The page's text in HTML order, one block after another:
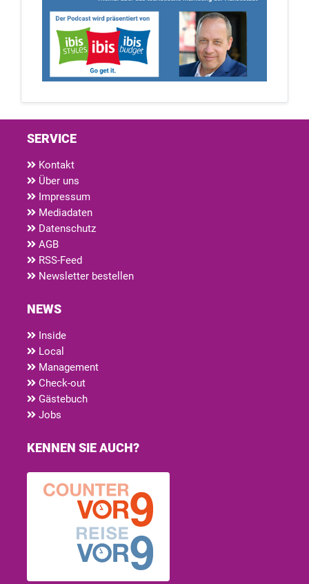
SERVICE
Kontakt
Über uns
Impressum
Mediadaten
Datenschutz
AGB
RSS-Feed
Newsletter bestellen
NEWS
Inside
Local
Management
Check-out
Gästebuch
Jobs
KENNEN SIE AUCH?